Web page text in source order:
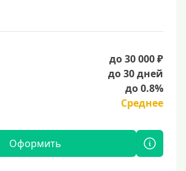
до 30 000 ₽
до 30 дней
до 0.8%
Среднее
Оформить